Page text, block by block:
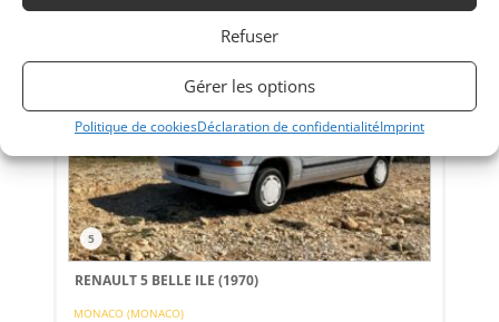
Refuser
Gérer les options
Politique de cookiesDéclaration de confidentialitéImprint
5
RENAULT 5 BELLE ILE (1970)
MONACO (MONACO)